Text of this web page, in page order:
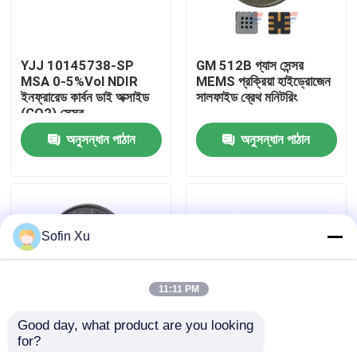
কারখানা পরিদর্শন
গুণমান নিয়ন্ত্রণ
খবর
ইলেক্ট্রোকেমিক্যাল গ্যাস সেন্সর
YJJ 10145738-SP
MSA 0-5%Vol NDIR
ইনফ্রারেড কার্বন ডাই অক্সাইড
(CO2) সেন্সর
অনুসন্ধান পাঠান
GM 512B গ্যাস সেন্সর
MEMS প্রক্রিয়া হাইড্রোজেন
সালফাইড ব্রেথ মনিটরিং
অনুসন্ধান পাঠান
ইনডোর গ্যাস এয়ার কোয়ালিটি
Sofin Xu
11:11 PM
Good day, what product are you looking
for?